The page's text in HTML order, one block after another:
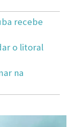
recebe
o litoral
na